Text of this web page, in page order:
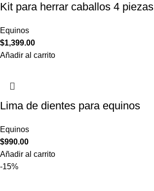
Kit para herrar caballos 4 piezas
Equinos
$1,399.00
Añadir al carrito
Lima de dientes para equinos
Equinos
$990.00
Añadir al carrito
-15%